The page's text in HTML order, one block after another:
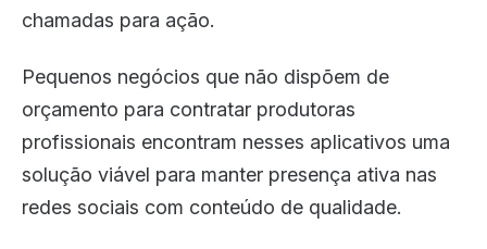
chamadas para ação.
Pequenos negócios que não dispõem de
orçamento para contratar produtoras
profissionais encontram nesses aplicativos uma
solução viável para manter presença ativa nas
redes sociais com conteúdo de qualidade.